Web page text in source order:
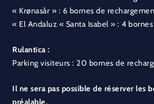
« Krønasår » : 6 bornes de
« El Andaluz « Santa Isabel » : 4
Rulantica :
Parking visiteurs : 20 bornes de
Il ne sera pas possible de réserver les
préalable.